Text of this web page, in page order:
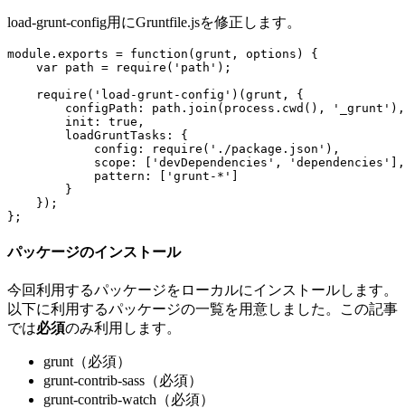
load-grunt-config用にGruntfile.jsを修正します。
module . exports = function ( grunt , options )
{
var path = require ( 'path' );
require ( 'load-grunt-config' )( grunt ,
{
configPath : path . join ( process . cwd (), '_grunt' ),
init : true ,
loadGruntTasks :
{
config : require ( './package.json' ),
scope : 'devDependencies' , 'dependencies'
],
pattern : 'grunt-*'
}
});
};
パッケージのインストール
今回利用するパッケージをローカルにインストールします。
以下に利用するパッケージの一覧を用意しました。この記事
では必須のみ利用します。
grunt（必須）
grunt-contrib-sass（必須）
grunt-contrib-watch（必須）